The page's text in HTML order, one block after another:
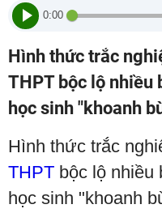
0:00
Hình thức trắc
THPT bộc lộ nhiều
học sinh "khoanh
Hình thức trắc
THPT bộc lộ nhiều
học sinh "khoanh